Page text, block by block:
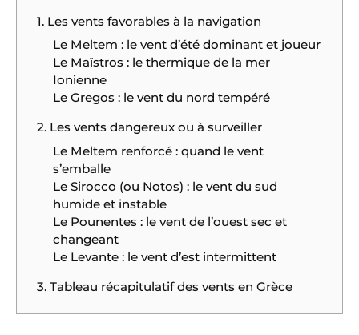
1. Les vents favorables à la navigation
Le Meltem : le vent d’été dominant et joueur
Le Maïstros : le thermique de la mer
Ionienne
Le Gregos : le vent du nord tempéré
2. Les vents dangereux ou à surveiller
Le Meltem renforcé : quand le vent
s’emballe
Le Sirocco (ou Notos) : le vent du sud
humide et instable
Le Pounentes : le vent de l’ouest sec et
changeant
Le Levante : le vent d’est intermittent
3. Tableau récapitulatif des vents en Grèce